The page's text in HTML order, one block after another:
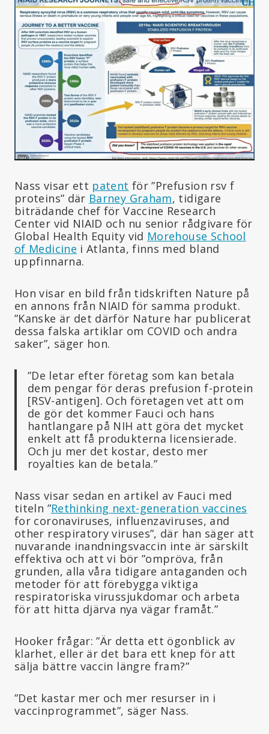
Nass visar ett patent för ”Prefusion rsv f
proteins” där Barney Graham, tidigare
biträdande chef för Vaccine Research
Center vid NIAID och nu senior rådgivare för
Global Health Equity vid Morehouse School
of Medicine i Atlanta, finns med bland
uppfinnarna.
Hon visar en bild från tidskriften Nature på
en annons från NIAID för samma produkt.
”Kanske är det därför Nature har publicerat
dessa falska artiklar om COVID och andra
saker”, säger hon.
”De letar efter företag som kan betala
dem pengar för deras prefusion f-protein
[RSV-antigen]. Och företagen vet att om
de gör det kommer Fauci och hans
hantlangare på NIH att göra det mycket
enkelt att få produkterna licensierade.
Och ju mer det kostar, desto mer
royalties kan de betala.”
Nass visar sedan en artikel av Fauci med
titeln ”Rethinking next-generation vaccines
for coronaviruses, influenzaviruses, and
other respiratory viruses”, där han säger att
nuvarande inandningsvaccin inte är särskilt
effektiva och att vi bör ”ompröva, från
grunden, alla våra tidigare antaganden och
metoder för att förebygga viktiga
respiratoriska virussjukdomar och arbeta
för att hitta djärva nya vägar framåt.”
Hooker frågar: ”Är detta ett ögonblick av
klarhet, eller är det bara ett knep för att
sälja bättre vaccin längre fram?”
”Det kastar mer och mer resurser in i
vaccinprogrammet”, säger Nass.